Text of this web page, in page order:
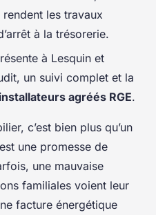
rendent les travaux
à la trésorerie.
à Lesquin et
un suivi complet et la
installateurs agréés RGE.
c’est bien plus qu’un
une promesse de
une mauvaise
familiales voient leur
facture énergétique